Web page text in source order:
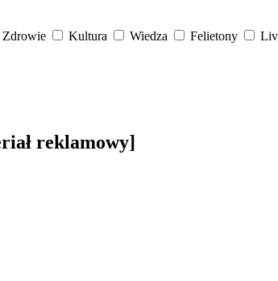
Zdrowie Kultura Wiedza Felietony
reklamowy]